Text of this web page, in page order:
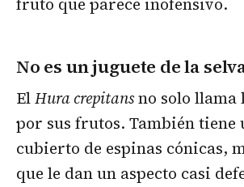
No es un juguete de la
ElHura crepitansno solo llama
por sus frutos. También tiene
cubierto de espinas cónicas,
que le dan un aspecto casi